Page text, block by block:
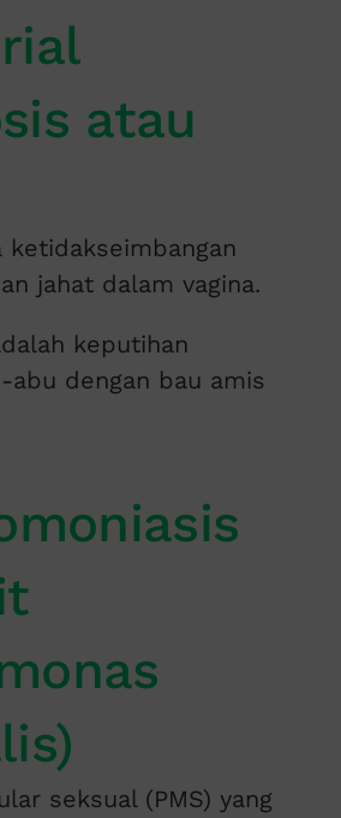
atau
ketidakseimbangan
jahat dalam vagina.
keputihan
abu dengan bau amis
seksual (PMS) yang